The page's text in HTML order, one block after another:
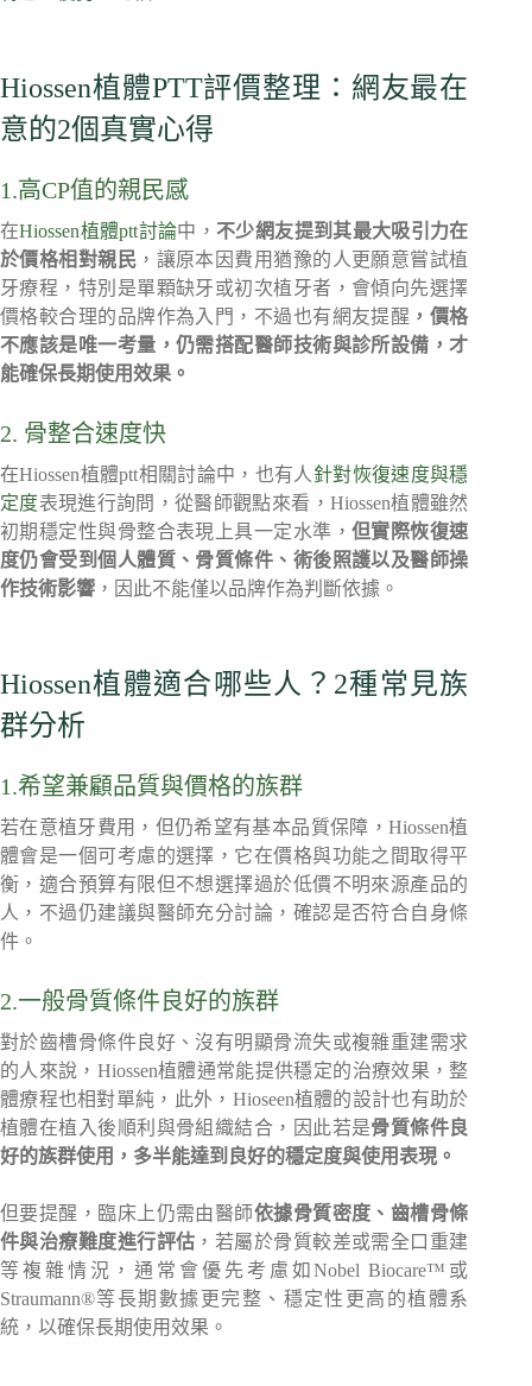
Hiossen植體PTT評價整理：網友最在
意的2個真實心得
1.高CP值的親民感
在Hiossen植體ptt討論中， 不少網友提到其最大吸引力在
於價格相對親民 ，讓原本因費用猶豫的人更願意嘗試植
牙療程，特別是單顆缺牙或初次植牙者，會傾向先選擇
價格較合理的品牌作為入門，不過也有網友提醒 ，價格
不應該是唯一考量，仍需搭配醫師技術與診所設備，才
能確保長期使用效果。
2. 骨整合速度快
在Hiossen植體ptt相關討論中，也有人 針對恢復速度與穩
定度表現進行詢問，從醫師觀點來看，Hiossen植體雖然
初期穩定性與骨整合表現上具一定水準，但實際恢復速
度仍會受到個人體質、骨質條件、術後照護以及醫師操
作技術影響 ，因此不能僅以品牌作為判斷依據。
Hiossen植體適合哪些人？2種常見族
群分析
1.希望兼顧品質與價格的族群
若在意植牙費用，但仍希望有基本品質保障，Hiossen植
體會是一個可考慮的選擇，它在價格與功能之間取得平
衡，適合預算有限但不想選擇過於低價不明來源產品的
人，不過仍建議與醫師充分討論，確認是否符合自身條
件。
2.一般骨質條件良好的族群
對於齒槽骨條件良好、沒有明顯骨流失或複雜重建需求
的人來說，Hiossen植體通常能提供穩定的治療效果，整
體療程也相對單純，此外，Hioseen植體的設計也有助於
植體在植入後順利與骨組織結合，因此若是骨質條件良
好的族群使用，多半能達到良好的穩定度與使用表現。
但要提醒，臨床上仍需由醫師依據骨質密度、齒槽骨條
件與治療難度進行評估 ，若屬於骨質較差或需全口重建
等複雜情況，通常會優先考慮如Nobel Biocare™或
Straumann®等長期數據更完整、穩定性更高的植體系
統，以確保長期使用效果。